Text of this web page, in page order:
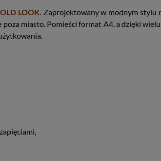
OLD LOOK. Zaprojektowany w modnym stylu
poza miasto. Pomieści format A4, a dzięki